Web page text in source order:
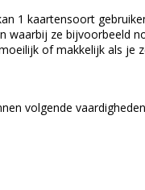
1 kaartensoort
waarbij ze bijvoorbeeld
of makkelijk als je
volgende